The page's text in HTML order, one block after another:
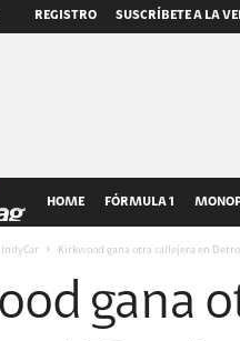
REGISTRO SUSCRÍBETE A LA
A
S
HOME FÓRMULA 1
IndyCar Kirkwood gana otra callejera en
gana